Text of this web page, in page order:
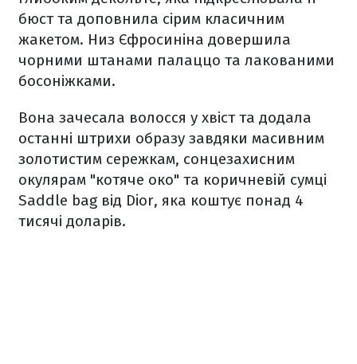
бюст та доповнила сірим класичним
жакетом. Низ Єфросиніна довершила
чорними штанами палаццо та лакованими
босоніжками.
Вона зачесала волосся у хвіст та додала
останні штрихи образу завдяки масивним
золотистим сережкам, сонцезахисним
окулярам "котяче око" та коричневій сумці
Saddle bag від Dior, яка коштує понад 4
тисячі доларів.